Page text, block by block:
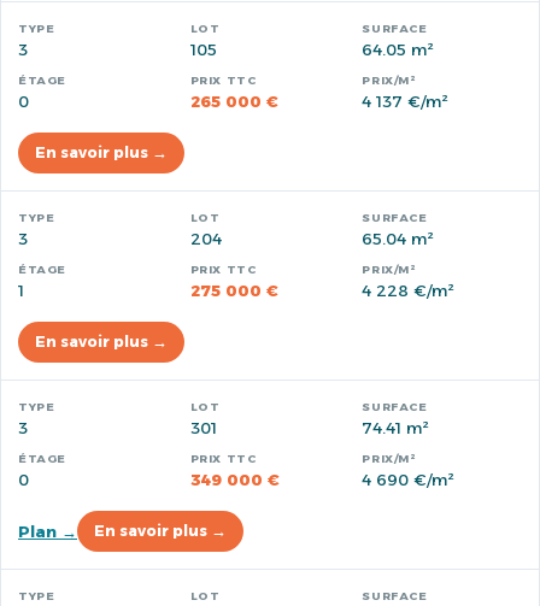
3 105 64.05 m²
0 265 000 € 4 137 €/m²
En savoir plus →
3 204 65.04 m²
1 275 000 € 4 228 €/m²
En savoir plus →
3 301 74.41 m²
0 349 000 € 4 690 €/m²
Plan → En savoir plus →